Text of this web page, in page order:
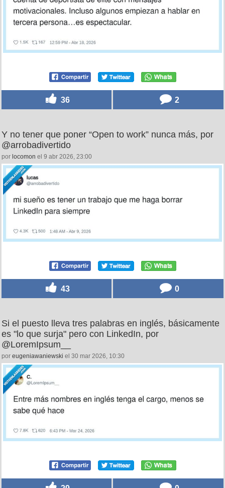
36 2
Y no tener que poner “Open to work” nunca más, por
@arrobadivertido
por locomon el 9 abr 2026, 23:00
43 0
Si el puesto lleva tres palabras en inglés, básicamente
es "lo que surja" pero con LinkedIn, por
@LoremIpsum__
por eugeniawaniewski el 30 mar 2026, 10:30